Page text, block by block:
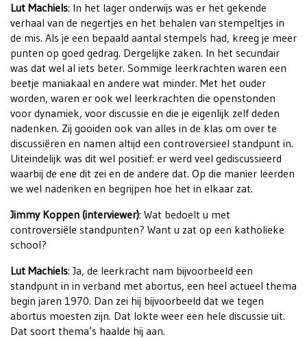
Lut Machiels: In het lager onderwijs was er het gekende
verhaal van de negertjes en het behalen van stempeltjes in
de mis. Als je een bepaald aantal stempels had, kreeg je meer
punten op goed gedrag. Dergelijke zaken. In het secundair
was dat wel al iets beter. Sommige leerkrachten waren een
beetje maniakaal en andere wat minder. Met het ouder
worden, waren er ook wel leerkrachten die openstonden
voor dynamiek, voor discussie en die je eigenlijk zelf deden
nadenken. Zij gooiden ook van alles in de klas om over te
discussiëren en namen altijd een controversieel standpunt in.
Uiteindelijk was dit wel positief: er werd veel gediscussieerd
waarbij de ene dit zei en de andere dat. Op die manier leerden
we wel nadenken en begrijpen hoe het in elkaar zat.
Jimmy Koppen (interviewer): Wat bedoelt u met
controversiële standpunten? Want u zat op een katholieke
school?
Lut Machiels: Ja, de leerkracht nam bijvoorbeeld een
standpunt in in verband met abortus, een heel actueel thema
begin jaren 1970. Dan zei hij bijvoorbeeld dat we tegen
abortus moesten zijn. Dat lokte weer een hele discussie uit.
Dat soort thema’s haalde hij aan.